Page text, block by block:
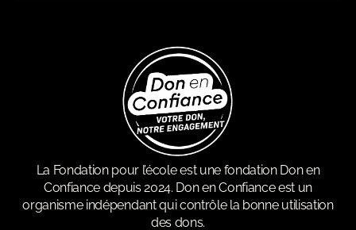
La Fondation pour l’école est une fondation Don en
Confiance depuis 2024. Don en Confiance est un
organisme indépendant qui contrôle la bonne utilisation
des dons.